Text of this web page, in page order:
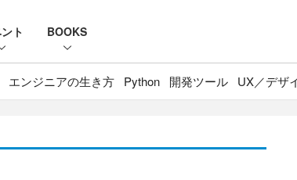
ト BOOKS
エンジニアの生き方 Python 開発ツール UX／デザ